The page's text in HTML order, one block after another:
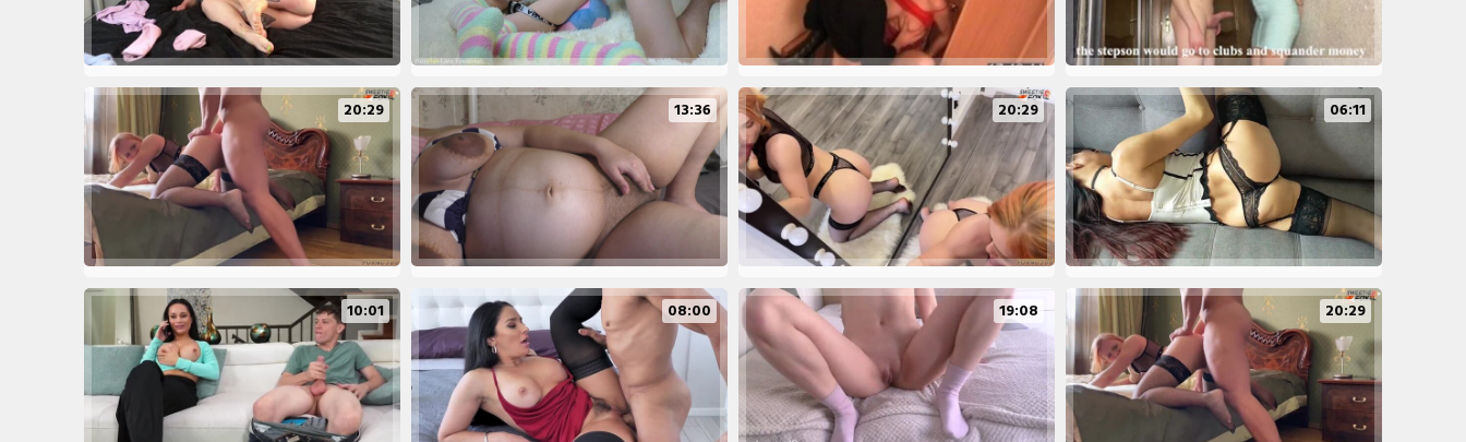
20:29 13:36 20:29 06:11
10:01 08:00 19:08 20:29